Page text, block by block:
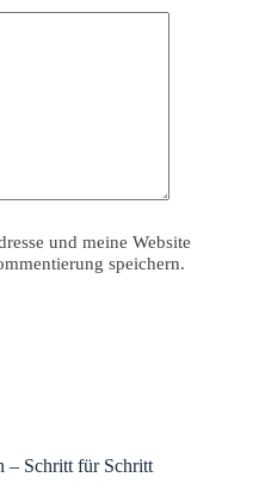
und meine Website
speichern.
– Schritt für Schritt